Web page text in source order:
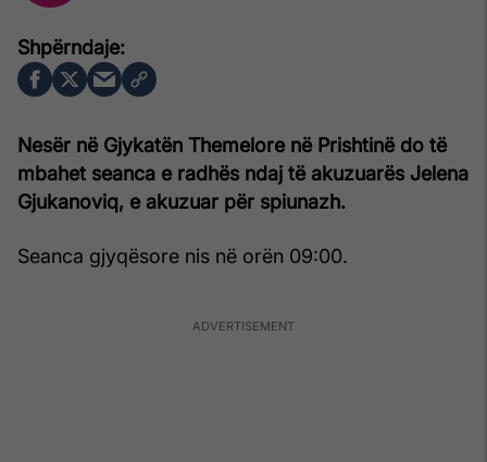
Nesër në Gjykatën Themelore në Prishtinë do të
mbahet seanca e radhës ndaj të akuzuarës Jelena
Gjukanoviq, e akuzuar për spiunazh.
Seanca gjyqësore nis në orën 09:00.